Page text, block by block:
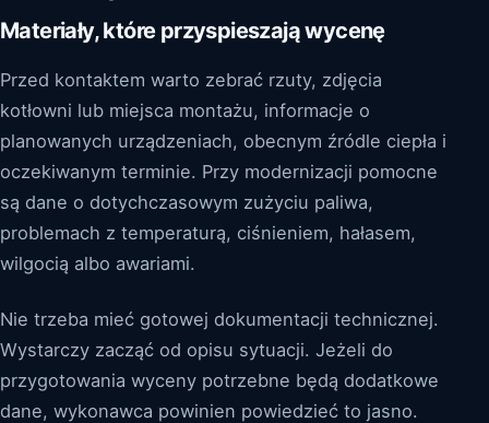
Materiały, które przyspieszają wycenę
Przed kontaktem warto zebrać rzuty, zdjęcia
kotłowni lub miejsca montażu, informacje o
planowanych urządzeniach, obecnym źródle ciepła i
oczekiwanym terminie. Przy modernizacji pomocne
są dane o dotychczasowym zużyciu paliwa,
problemach z temperaturą, ciśnieniem, hałasem,
wilgocią albo awariami.
Nie trzeba mieć gotowej dokumentacji technicznej.
Wystarczy zacząć od opisu sytuacji. Jeżeli do
przygotowania wyceny potrzebne będą dodatkowe
dane, wykonawca powinien powiedzieć to jasno.